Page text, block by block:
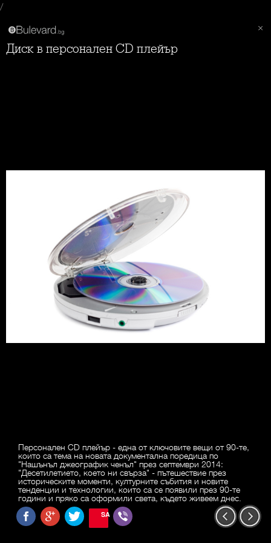
/
Диск в персонален CD плейър
Персонален CD плейър - една от ключовите вещи от 90-те,
които са тема на новата документална поредица по
"Нашънъл джеографик ченъл" през септември 2014:
"Десетилетието, което ни свърза" - пътешествие през
историческите моменти, културните събития и новите
тенденции и технологии, които са се появили през 90-те
години и пряко са оформили света, където живеем днес.
SAVE